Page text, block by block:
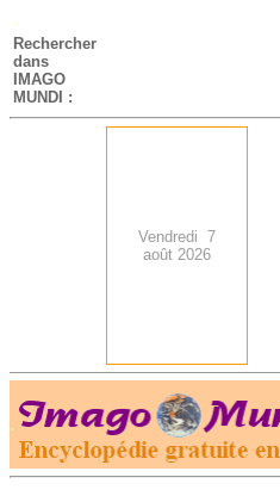
-
Rechercher
dans
IMAGO
MUNDI :
Vendredi 7
août 2026
.